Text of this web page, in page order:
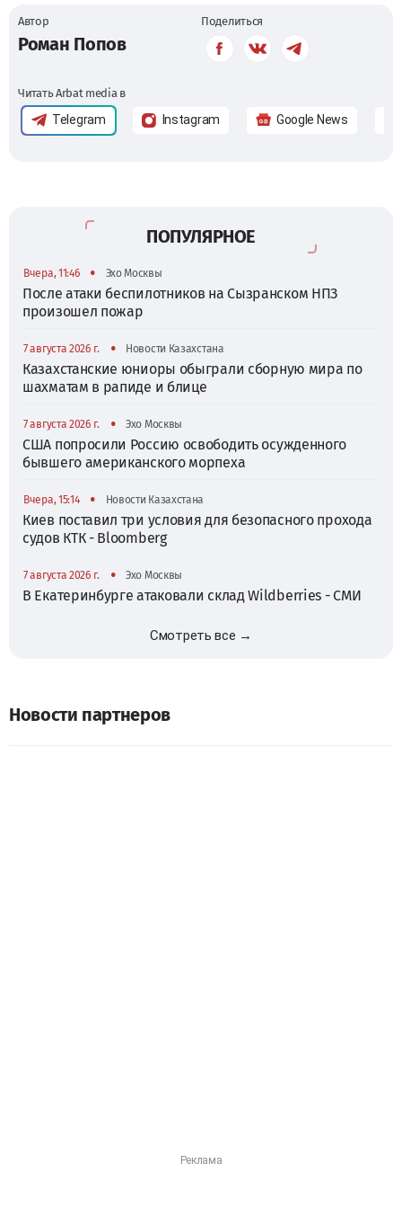
Автор
Роман Попов
Поделиться
Читать Arbat media в
Telegram Instagram Google News
ПОПУЛЯРНОЕ
Вчера, 11:46 • Эхо Москвы
После атаки беспилотников на Сызранском НПЗ
произошел пожар
7 августа 2026 г. • Новости Казахстана
Казахстанские юниоры обыграли сборную мира по
шахматам в рапиде и блице
7 августа 2026 г. • Эхо Москвы
США попросили Россию освободить осужденного
бывшего американского морпеха
Вчера, 15:14 • Новости Казахстана
Киев поставил три условия для безопасного прохода
судов КТК - Bloomberg
7 августа 2026 г. • Эхо Москвы
В Екатеринбурге атаковали склад Wildberries - СМИ
Смотреть все →
Новости партнеров